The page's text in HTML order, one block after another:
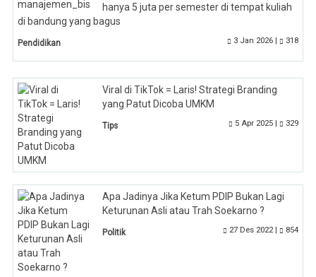
hanya 5 juta per semester di tempat kuliah
di bandung yang bagus
Pendidikan 3 Jan 2026 | 318
Viral di TikTok = Laris! Strategi Branding
yang Patut Dicoba UMKM
Tips 5 Apr 2025 | 329
Apa Jadinya Jika Ketum PDIP Bukan Lagi
Keturunan Asli atau Trah Soekarno ?
Politik 27 Des 2022 | 854